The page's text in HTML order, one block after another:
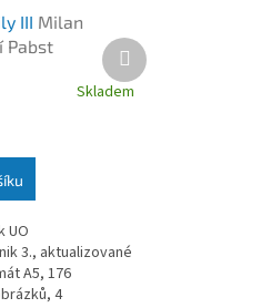
III Milan
Pabst
Skladem
UO
3., aktualizované
A5, 176
4
Další
produkt